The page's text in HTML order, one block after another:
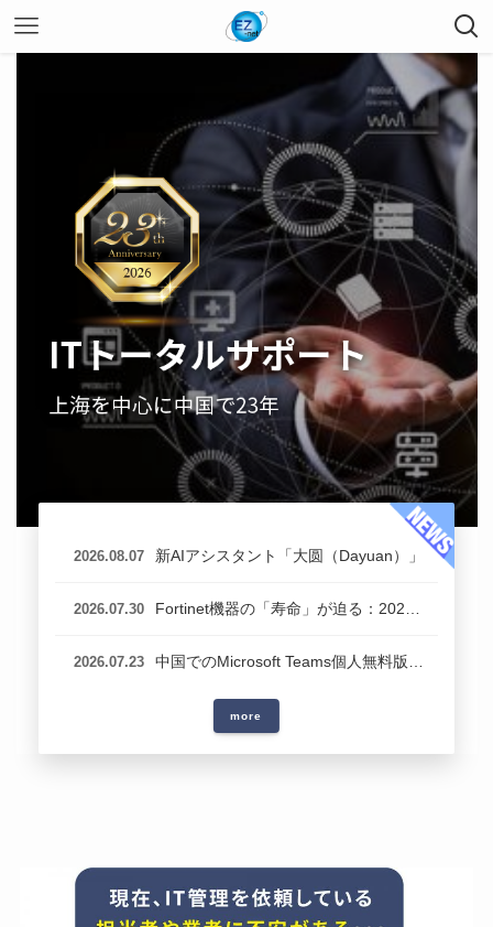
2026.08.07 新AIアシスタント「大圆（Dayuan）」
2026.07.30 Fortinet機器の「寿命」が迫る：2026年末のサポート終了（EOS）完全対策ガイド
2026.07.23 中国でのMicrosoft Teams個人無料版 全面停止への備え
more